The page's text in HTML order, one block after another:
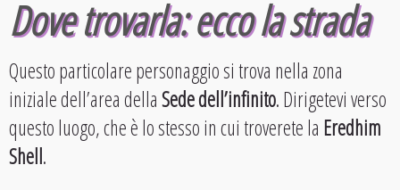
Dove trovarla: ecco la strada
Questo particolare personaggio si trova nella zona
iniziale dell’area dellaSede dell’infinito. Dirigetevi verso
questo luogo, che è lo stesso in cui troverete la Eredhim
Shell.